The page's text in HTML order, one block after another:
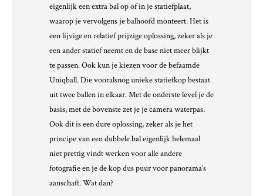
eigenlijk een extra bal op of in je statiefplaat,
waarop je vervolgens je balhoofd monteert. Het is
een lijvige en relatief prijzige oplossing, zeker als je
een ander statief neemt en de base niet meer blijkt
te passen. Ook kun je kiezen voor de befaamde
Uniqball. Die vooralsnog unieke statiefkop bestaat
uit twee ballen in elkaar. Met de onderste level je de
basis, met de bovenste zet je je camera waterpas.
Ook dit is een dure oplossing, zeker als je het
principe van een dubbele bal eigenlijk helemaal
niet prettig vindt werken voor alle andere
fotografie en je de kop dus puur voor panorama’s
aanschaft. Wat dan?